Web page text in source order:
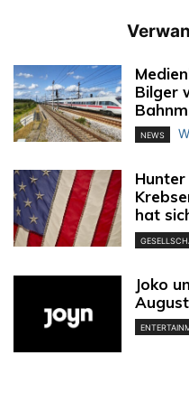
Bilger
NEWS
hat
Joko